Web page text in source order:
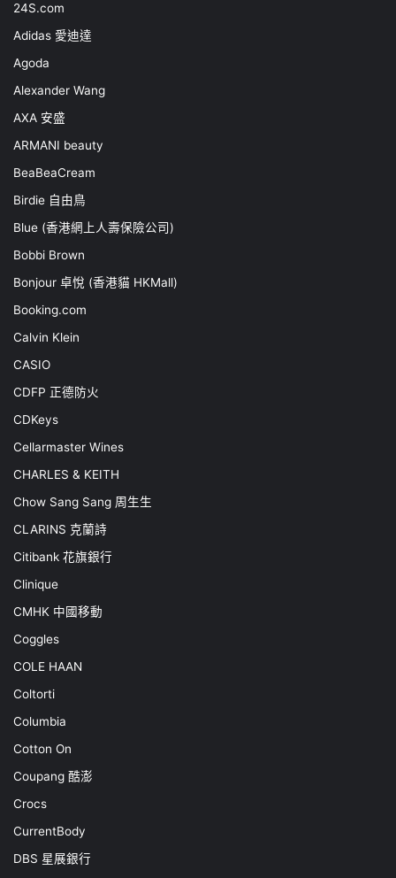
24S.com
Adidas 愛迪達
Agoda
Alexander Wang
AXA 安盛
ARMANI beauty
BeaBeaCream
Birdie 自由鳥
Blue (香港網上人壽保險公司)
Bobbi Brown
Bonjour 卓悅 (香港貓 HKMall)
Booking.com
Calvin Klein
CASIO
CDFP 正德防火
CDKeys
Cellarmaster Wines
CHARLES & KEITH
Chow Sang Sang 周生生
CLARINS 克蘭詩
Citibank 花旗銀行
Clinique
CMHK 中國移動
Coggles
COLE HAAN
Coltorti
Columbia
Cotton On
Coupang 酷澎
Crocs
CurrentBody
DBS 星展銀行